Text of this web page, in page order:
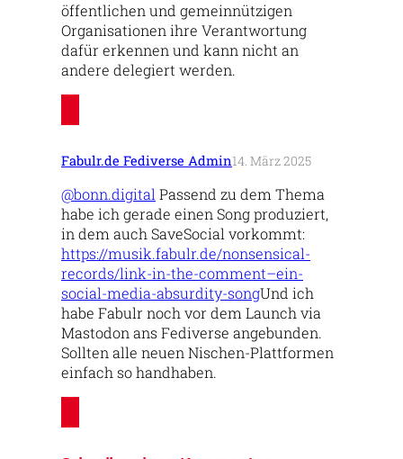
öffentlichen und gemeinnützigen
Organisationen ihre Verantwortung
dafür erkennen und kann nicht an
andere delegiert werden.
Fabulr.de Fediverse Admin14. März 2025
@bonn.digital Passend zu dem Thema
habe ich gerade einen Song produziert,
in dem auch SaveSocial vorkommt:
https://musik.fabulr.de/nonsensical-
records/link-in-the-comment–ein-
social-media-absurdity-songUnd ich
habe Fabulr noch vor dem Launch via
Mastodon ans Fediverse angebunden.
Sollten alle neuen Nischen-Plattformen
einfach so handhaben.